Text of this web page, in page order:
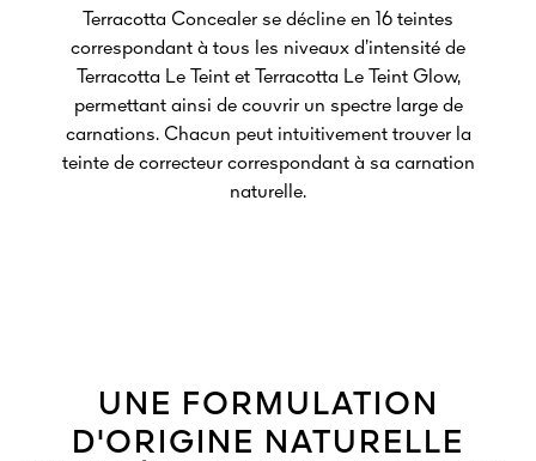
Terracotta Concealer se décline en 16 teintes
correspondant à tous les niveaux d’intensité de
Terracotta Le Teint et Terracotta Le Teint Glow,
permettant ainsi de couvrir un spectre large de
carnations. Chacun peut intuitivement trouver la
teinte de correcteur correspondant à sa carnation
naturelle.
UNE FORMULATION
D'ORIGINE NATURELLE